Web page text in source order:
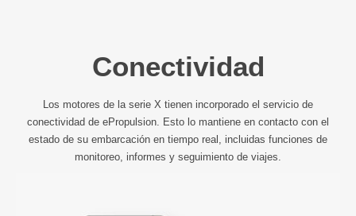
Conectividad
Los motores de la serie X tienen incorporado el servicio de
conectividad de ePropulsion. Esto lo mantiene en contacto con el
estado de su embarcación en tiempo real, incluidas funciones de
monitoreo, informes y seguimiento de viajes.